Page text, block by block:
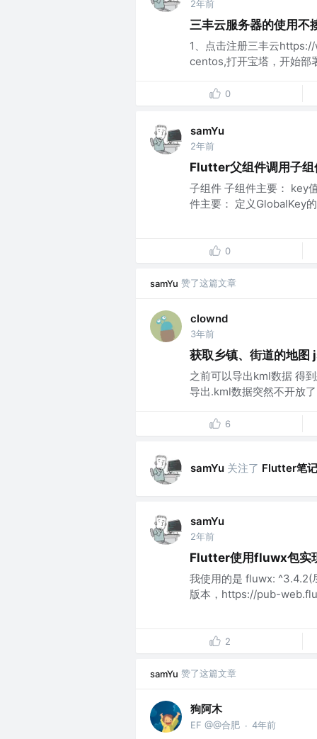
2年前
三丰云服务器的使用不
1、点击注册三丰云
centos,打开宝塔，开始部
0
samYu
2年前
Flutter父组件调用子
子组件 子组件主要： key
件主要： 定义GlobalKey
0
samYu 赞了这篇文章
clownd
3年前
获取乡镇、街道的地图
之前可以导出kml数据 得
导出.kml数据突然不开放
6
samYu 关注了 Flutter笔记
samYu
2年前
Flutter使用fluwx包实
我使用的是 fluwx: ^3.4.2(
版本，https://pub-
2
samYu 赞了这篇文章
狗阿木
EF @@合肥 · 4年前